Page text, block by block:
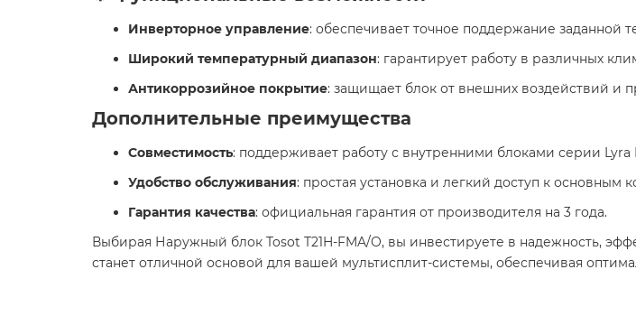
Инверторное управление: обеспечивает точное поддержание заданной
Широкий температурный диапазон: гарантирует работу в различных
Антикоррозийное покрытие: защищает блок от внешних воздействий и
Дополнительные преимущества
Совместимость: поддерживает работу с внутренними блоками серии Lyra
Удобство обслуживания: простая установка и легкий доступ к основным
Гарантия качества: официальная гарантия от производителя на 3 года.​
Выбирая Наружный блок Tosot T21H-FMA/O, вы инвестируете в надежность,
станет отличной основой для вашей мультисплит-системы, обеспечивая